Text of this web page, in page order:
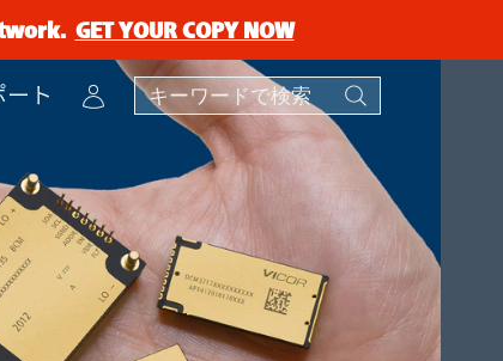
GET YOUR COPY NOW
ート Account